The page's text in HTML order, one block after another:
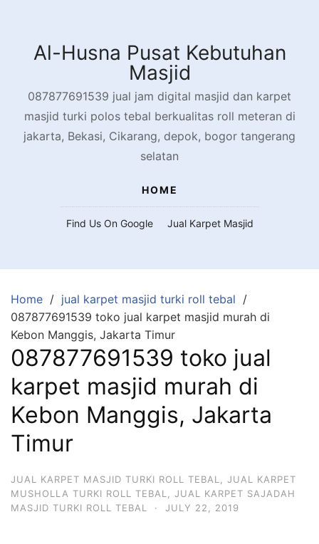
contentAl-Husna Pusat Kebutuhan
Masjid
087877691539 jual jam digital masjid dan karpet
masjid turki polos tebal berkualitas roll meteran di
jakarta, Bekasi, Cikarang, depok, bogor tangerang
selatan
HOME
Find Us On Google Jual Karpet Masjid
Home
jual karpet masjid turki roll tebal
087877691539 toko jual karpet masjid murah di
Kebon Manggis, Jakarta Timur
087877691539 toko jual
karpet masjid murah di
Kebon Manggis, Jakarta
Timur
JUAL KARPET MASJID TURKI ROLL TEBAL
JUAL KARPET
MUSHOLLA TURKI ROLL TEBAL
JUAL KARPET SAJADAH
MASJID TURKI ROLL TEBAL
· JULY 22, 2019